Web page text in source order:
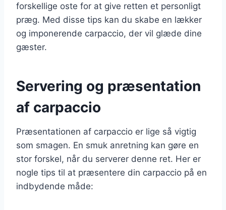
forskellige oste for at give retten et personligt
præg. Med disse tips kan du skabe en lækker
og imponerende carpaccio, der vil glæde dine
gæster.
Servering og præsentation
af carpaccio
Præsentationen af carpaccio er lige så vigtig
som smagen. En smuk anretning kan gøre en
stor forskel, når du serverer denne ret. Her er
nogle tips til at præsentere din carpaccio på en
indbydende måde: